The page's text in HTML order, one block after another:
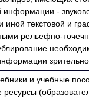
информации -
иной текстовой и
рельефно-
и учебные
ресурсы